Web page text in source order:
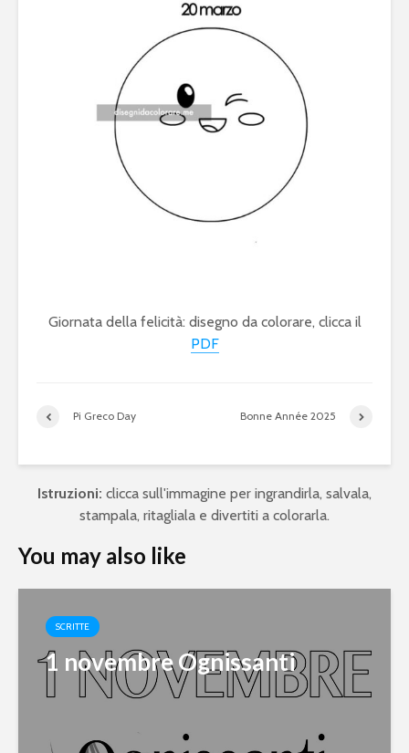
Giornata della felicità: disegno da colorare, clicca il
PDF
Pi Greco Day Bonne Année 2025
Istruzioni: clicca sull'immagine per ingrandirla, salvala,
stampala, ritagliala e divertiti a colorarla.
You may also like
SCRITTE
1 novembre Ognissanti